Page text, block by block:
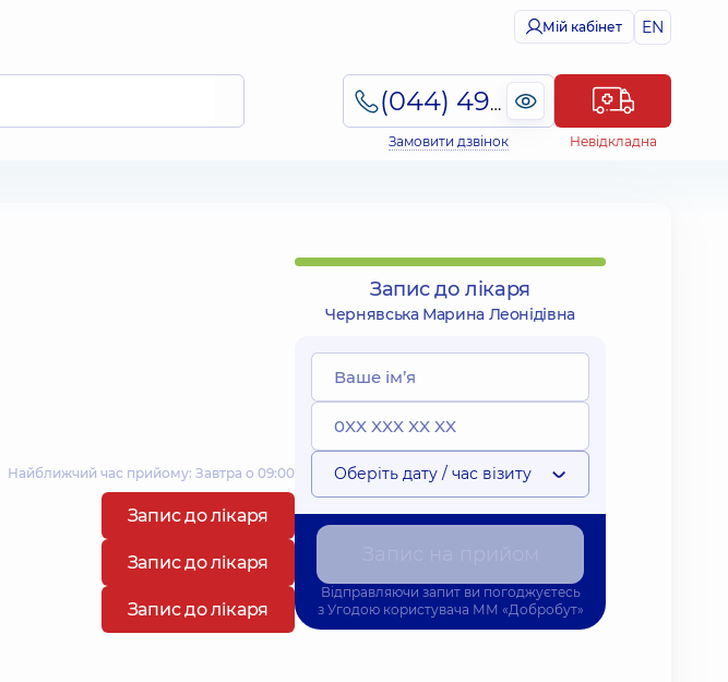
Мій кабінет EN
(044) 495-2-888
Замовити дзвінок Невідкладна
Найближчий час прийому: Завтра о 09:00
Запис до лікаря
Запис до лікаря
Запис до лікаря
Запис до лікаря
Чернявська Марина Леонідівна
Оберіть дату / час візиту
Відправляючи запит ви погоджуєтесь
з Угодою користувача ММ «Добробут»